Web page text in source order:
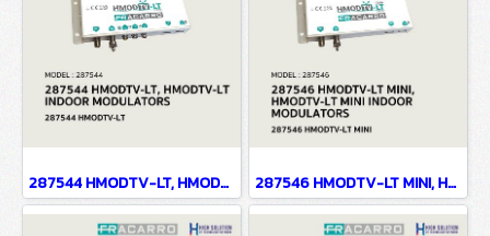
287544 HMODTV-LT, HMODTV-LT INDOOR MODULATORS 287546 HMODTV-LT MINI, HMODTV-LT MINI INDOOR MODULATORS